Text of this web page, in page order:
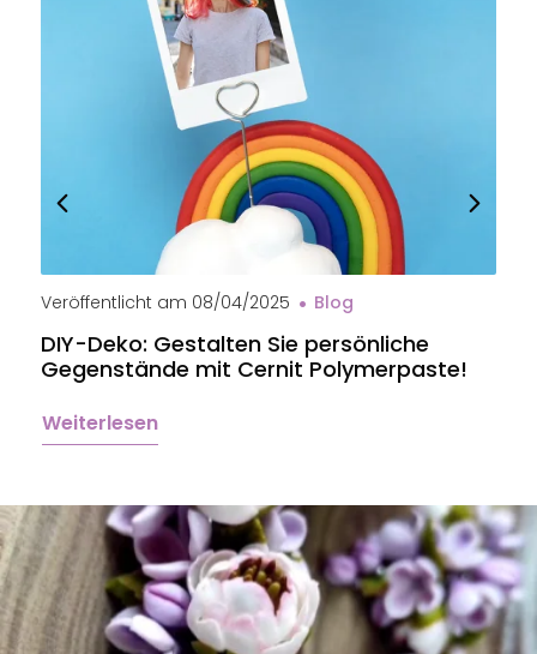
Veröffentlicht am 08/04/2025 Blog
DIY-Deko: Gestalten Sie persönliche
Gegenstände mit Cernit Polymerpaste!
Weiterlesen